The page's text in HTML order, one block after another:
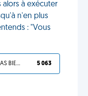
alors à exécuter
n'en plus
: "Vous
TU L'AS BIEN MÉRITÉ 5 063